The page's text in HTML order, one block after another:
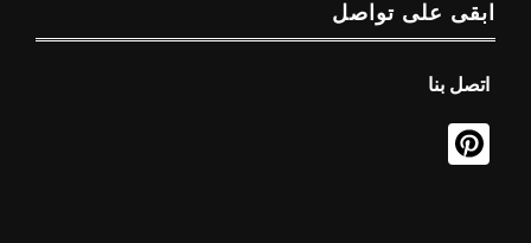
ابقى على تواصل
اتصل بنا